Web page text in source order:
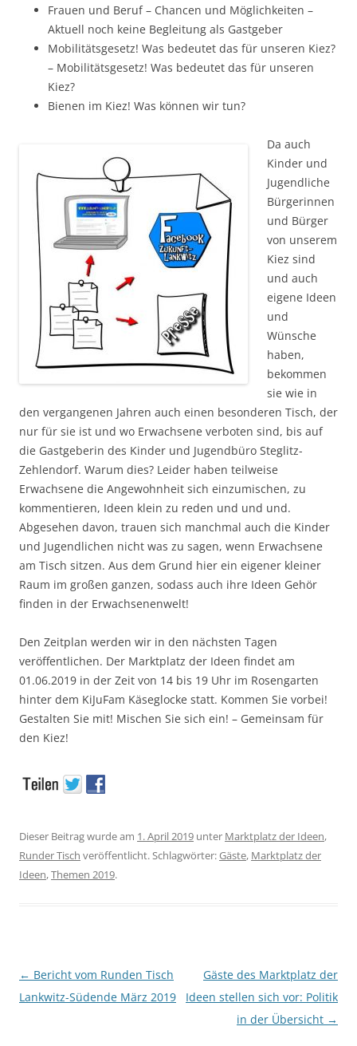
Frauen und Beruf – Chancen und Möglichkeiten –
Aktuell noch keine Begleitung als Gastgeber
Mobilitätsgesetz! Was bedeutet das für unseren Kiez?
– Mobilitätsgesetz! Was bedeutet das für unseren
Kiez?
Bienen im Kiez! Was können wir tun?
Da auch
Kinder und
Jugendliche
Bürgerinnen
und Bürger
von unserem
Kiez sind
und auch
eigene Ideen
und
Wünsche
haben,
bekommen
sie wie in
den vergangenen Jahren auch einen besonderen Tisch, der
nur für sie ist und wo Erwachsene verboten sind, bis auf
die Gastgeberin des Kinder und Jugendbüro Steglitz-
Zehlendorf. Warum dies? Leider haben teilweise
Erwachsene die Angewohnheit sich einzumischen, zu
kommentieren, Ideen klein zu reden und und und.
Abgesehen davon, trauen sich manchmal auch die Kinder
und Jugendlichen nicht was zu sagen, wenn Erwachsene
am Tisch sitzen. Aus dem Grund hier ein eigener kleiner
Raum im großen ganzen, sodass auch ihre Ideen Gehör
finden in der Erwachsenenwelt!
Den Zeitplan werden wir in den nächsten Tagen
veröffentlichen. Der Marktplatz der Ideen findet am
01.06.2019 in der Zeit von 14 bis 19 Uhr im Rosengarten
hinter dem KiJuFam Käseglocke statt. Kommen Sie vorbei!
Gestalten Sie mit! Mischen Sie sich ein! – Gemeinsam für
den Kiez!
Dieser Beitrag wurde am 1. April 2019 unter Marktplatz der Ideen,
Runder Tisch veröffentlicht. Schlagwörter:Gäste, Marktplatz der
Ideen,Themen 2019.
Beitragsnavigation
← Bericht vom Runden Tisch
Lankwitz-Südende März 2019
Gäste des Marktplatz der
Ideen stellen sich vor: Politik
in der Übersicht →